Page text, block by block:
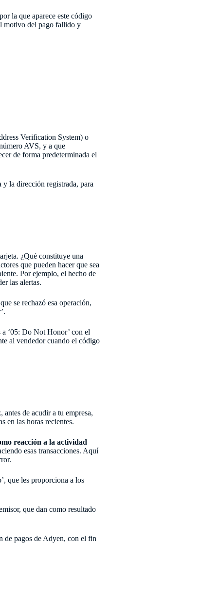
la que aparece este código
motivo del pago fallido y
Verification System) o
AVS, y a que
de forma predeterminada el
la dirección registrada, para
¿Qué constituye una
que pueden hacer que sea
Por ejemplo, el hecho de
las alertas.
se rechazó esa operación,
a ‘05: Do Not Honor’ con el
al vendedor cuando el código
de acudir a tu empresa,
en las horas recientes.
reacción a la actividad
esas transacciones. Aquí
que les proporciona a los
que dan como resultado
de pagos de Adyen, con el fin